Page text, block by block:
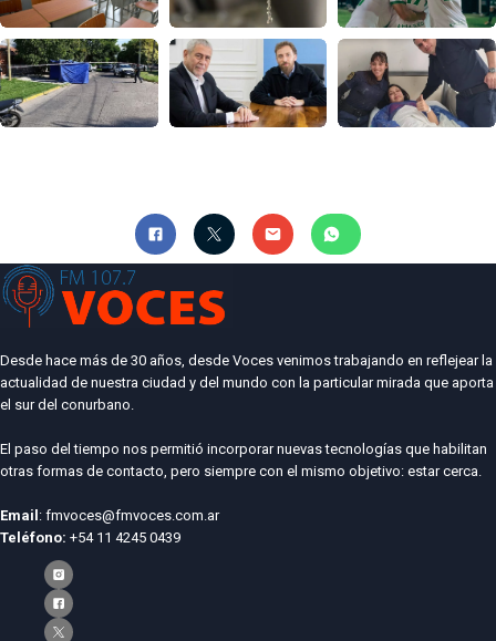
Desde hace más de 30 años, desde Voces venimos trabajando en reflejear la
actualidad de nuestra ciudad y del mundo con la particular mirada que aporta
el sur del conurbano.
El paso del tiempo nos permitió incorporar nuevas tecnologías que habilitan
otras formas de contacto, pero siempre con el mismo objetivo: estar cerca.
Email: fmvoces@fmvoces.com.ar
Teléfono: +54 11 4245 0439